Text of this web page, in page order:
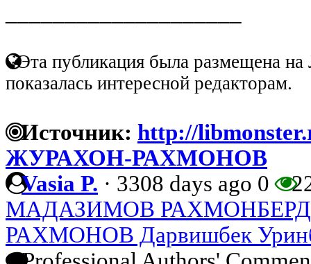
Эта публикация была размещена на
показалась интересной редакторам.
Источник: http://
ЖУРАХОН-РАХМОНОВ
Vasia P. · 3308 days ago 0
МАДАЗИМОВ
РАХМОНОВ Дарвишбек